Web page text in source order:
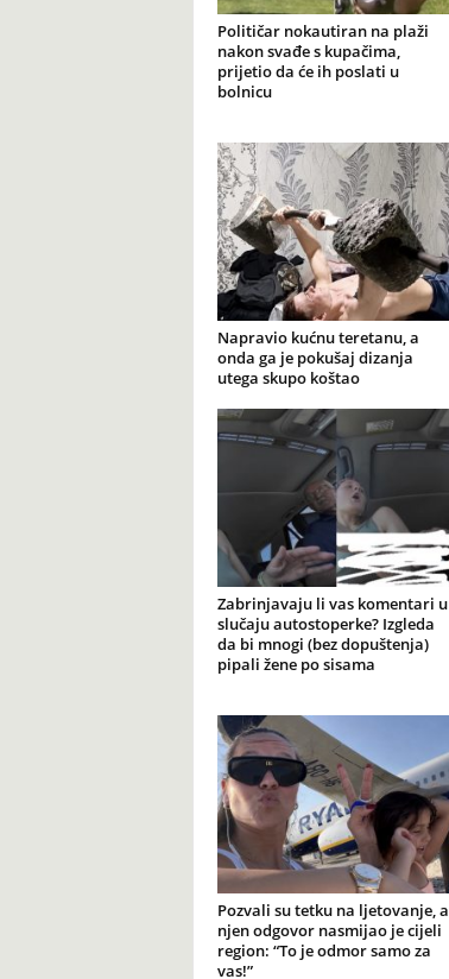
Političar nokautiran na plaži
nakon svađe s kupačima,
prijetio da će ih poslati u
bolnicu
Napravio kućnu teretanu, a
onda ga je pokušaj dizanja
utega skupo koštao
Zabrinjavaju li vas komentari u
slučaju autostoperke? Izgleda
da bi mnogi (bez dopuštenja)
pipali žene po sisama
Pozvali su tetku na ljetovanje, a
njen odgovor nasmijao je cijeli
region: “To je odmor samo za
vas!”